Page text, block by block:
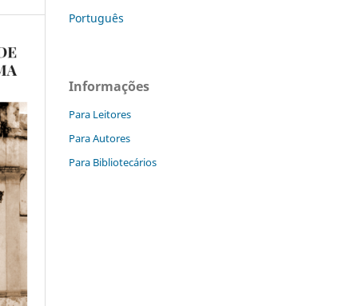
Português
Informações
Para Leitores
Para Autores
Para Bibliotecários